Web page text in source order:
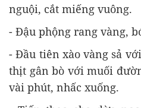
nguội, cắt miếng vuông.
- Đậu phộng rang vàng,
- Đầu tiên xào vàng sả
thịt gân bò với muối
vài phút, nhấc xuống.